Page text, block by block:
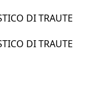
DI TRAUTE
DI TRAUTE